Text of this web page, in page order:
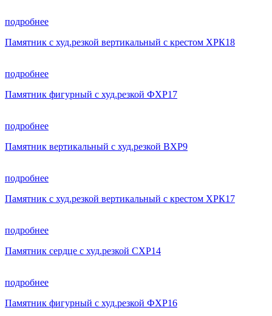
подробнее
Памятник с худ.резкой вертикальный с крестом ХРК18
подробнее
Памятник фигурный с худ.резкой ФХР17
подробнее
Памятник вертикальный с худ.резкой ВХР9
подробнее
Памятник с худ.резкой вертикальный с крестом ХРК17
подробнее
Памятник сердце с худ.резкой СХР14
подробнее
Памятник фигурный с худ.резкой ФХР16